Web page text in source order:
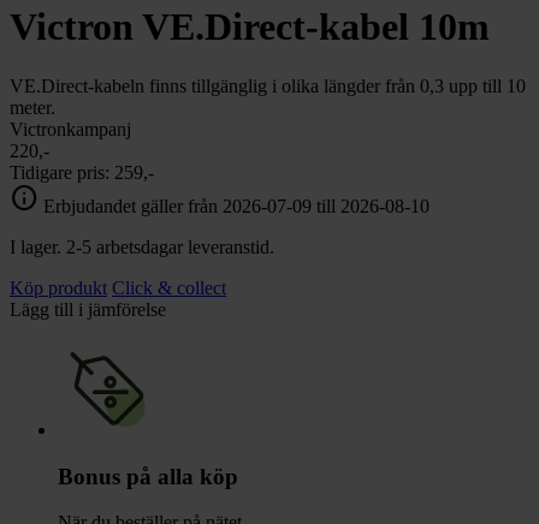
Grill & Fritid chevron_right
Reservdelar chevron_right
Victron VE.Direct-kabel 10m
VE.Direct-kabeln finns tillgänglig i olika längder från 0,3 upp till 10
meter.
Victronkampanj
220,-
Tidigare pris: 259,-
info Erbjudandet gäller från 2026-07-09 till 2026-08-10
I lager. 2-5 arbetsdagar leveranstid.
Köp produkt Click & collect
Lägg till i jämförelse
Bonus på alla köp